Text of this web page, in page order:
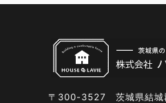
〒300-3527 茨城県結城